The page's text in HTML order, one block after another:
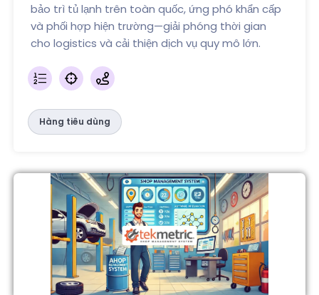
bảo trì tủ lạnh trên toàn quốc, ứng phó khẩn cấp
và phối hợp hiện trường—giải phóng thời gian
cho logistics và cải thiện dịch vụ quy mô lớn.
Hàng tiêu dùng